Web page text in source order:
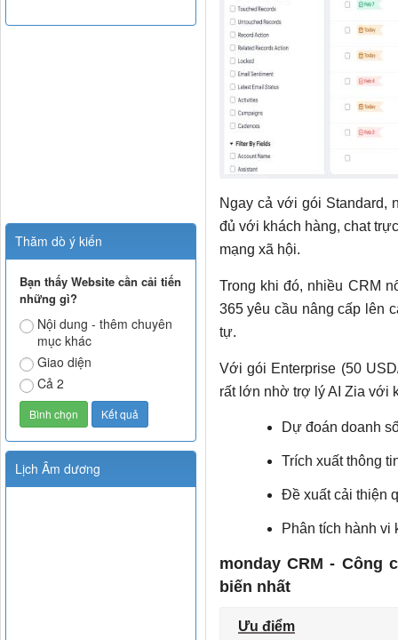
Ngay cả với gói Standard,
đủ với khách hàng, chat
mạng xã hội.
Trong khi đó, nhiều CRM
365 yêu cầu nâng cấp lên
tự.
Với gói Enterprise (50
rất lớn nhờ trợ lý AI Zia với
Dự đoán doanh
Trích xuất thông
Đề xuất cải thiện
Phân tích hành vi
monday CRM - Công
biến nhất
Ưu điểm
Thăm dò ý kiến
Bạn thấy Website cần cải tiến
những gì?
Nội dung - thêm chuyên
mục khác
Giao diện
Cả 2
Lịch Âm dương